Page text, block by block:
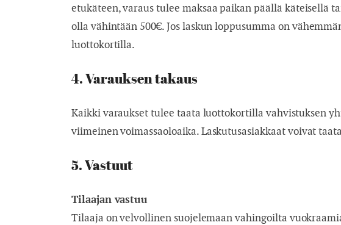
etukäteen, varaus tulee maksaa paikan päällä
olla vähintään 500€. Jos laskun loppusumma on
luottokortilla.
4. Varauksen takaus
Kaikki varaukset tulee taata luottokortilla vahvistuksen
viimeinen voimassaoloaika. Laskutusasiakkaat voivat
5. Vastuut
Tilaajan vastuu
Tilaaja on velvollinen suojelemaan vahingoilta